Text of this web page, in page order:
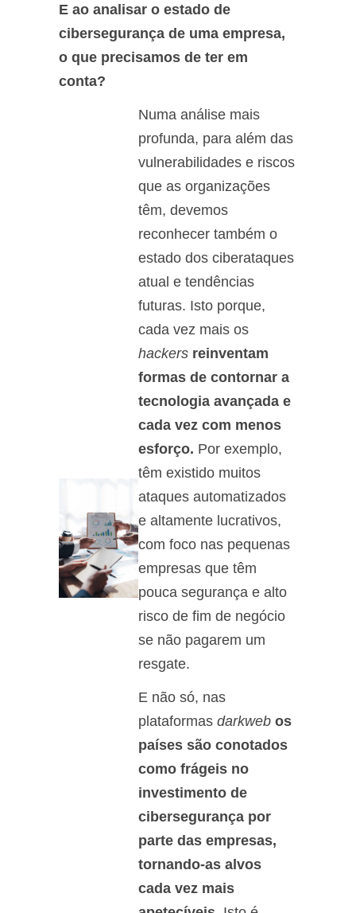
E ao analisar o estado de
cibersegurança de uma empresa,
o que precisamos de ter em
conta?
Numa análise mais
profunda, para além das
vulnerabilidades e riscos
que as organizações
têm, devemos
reconhecer também o
estado dos ciberataques
atual e tendências
futuras. Isto porque,
cada vez mais os
hackers reinventam
formas de contornar a
tecnologia avançada e
cada vez com menos
esforço. Por exemplo,
têm existido muitos
ataques automatizados
e altamente lucrativos,
com foco nas pequenas
empresas que têm
pouca segurança e alto
risco de fim de negócio
se não pagarem um
resgate.
E não só, nas
plataformas darkweb os
países são conotados
como frágeis no
investimento de
cibersegurança por
parte das empresas,
tornando-as alvos
cada vez mais